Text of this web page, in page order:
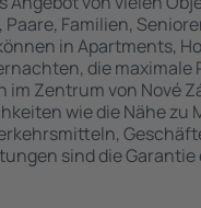
Familien,
in Apartments,
die maximale
im Zentrum von Nové
wie die Nähe zu
sind die